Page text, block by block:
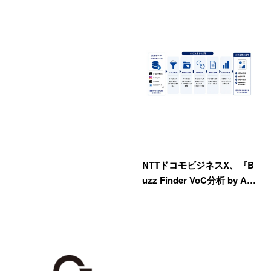
NTTドコモビジネスX、『B
uzz Finder VoC分析 by A…